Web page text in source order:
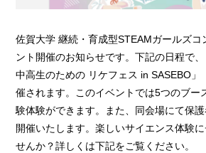
佐賀大学 継続・育成型STEAMガールズコ
ント開催のお知らせです。下記の日程で
中高生のための リケフェス in SASEBO」
催されます。このイベントでは5つのブー
験体験ができます。また、同会場にて保
開催いたします。楽しいサイエンス体験
せんか？詳しくは下記をご覧ください。